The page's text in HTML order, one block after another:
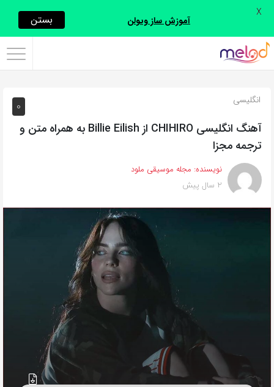
اشتراک
با
روش‌های
زیر
این
صفحه
را
کپی
0 انگلیسی
آهنگ انگلیسی CHIHIRO از Billie Eilish به همراه متن و
ترجمه مجزا
نویسنده: مجله موسیقی ملود
2 سال پیش
آموزش ساز ویولن بستن X